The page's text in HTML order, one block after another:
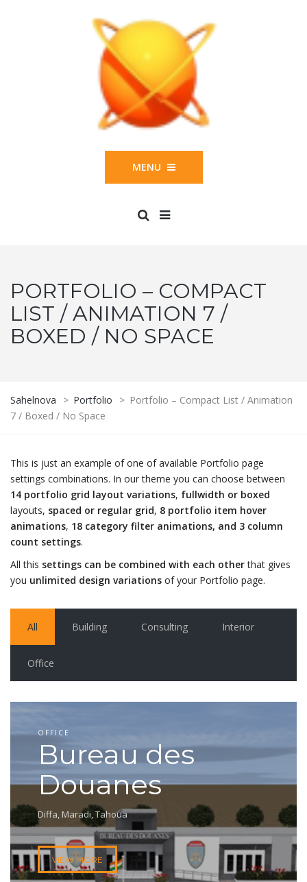
MENU
PORTFOLIO – COMPACT
LIST / ANIMATION 7 /
BOXED / NO SPACE
Sahelnova > Portfolio > Portfolio – Compact List / Animation
7 / Boxed / No Space
This is just an example of one of available Portfolio page
settings combinations. In our theme you can choose between
14 portfolio grid layout variations, fullwidth or boxed
layouts, spaced or regular grid, 8 portfolio item hover
animations, 18 category filter animations, and 3 column
count settings.
All this settings can be combined with each otherthat gives
you unlimited design variations of your Portfolio page.
All Building Consulting Interior
Office
OFFICE
Bureau des
Douanes
Diffa, Maradi, Tahoua
VIEW MORE